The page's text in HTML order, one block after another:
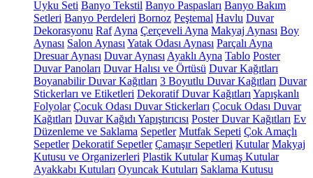
Uyku Seti Banyo Tekstil Banyo Paspasları Banyo Bakım
Setleri Banyo Perdeleri Bornoz Peştemal Havlu Duvar
Dekorasyonu Raf Ayna Çerçeveli Ayna Makyaj Aynası Boy
Aynası Salon Aynası Yatak Odası Aynası Parçalı Ayna
Dresuar Aynası Duvar Aynası Ayaklı Ayna Tablo Poster
Duvar Panoları Duvar Halısı ve Örtüsü Duvar Kağıtları
Boyanabilir Duvar Kağıtları 3 Boyutlu Duvar Kağıtları Duvar
Stickerları ve Etiketleri Dekoratif Duvar Kağıtları Yapışkanlı
Folyolar Çocuk Odası Duvar Stickerları Çocuk Odası Duvar
Kağıtları Duvar Kağıdı Yapıştırıcısı Poster Duvar Kağıtları Ev
Düzenleme ve Saklama Sepetler Mutfak Sepeti Çok Amaçlı
Sepetler Dekoratif Sepetler Çamaşır Sepetleri Kutular Makyaj
Kutusu ve Organizerleri Plastik Kutular Kumaş Kutular
Ayakkabı Kutuları Oyuncak Kutuları Saklama Kutusu